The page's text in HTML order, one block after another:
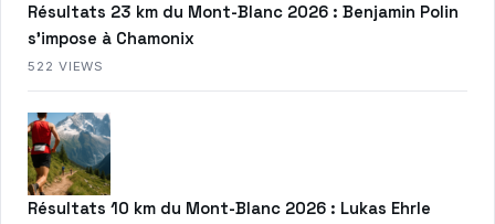
Résultats 23 km du Mont-Blanc 2026 : Benjamin Polin
s’impose à Chamonix
522 VIEWS
Résultats 10 km du Mont-Blanc 2026 : Lukas Ehrle